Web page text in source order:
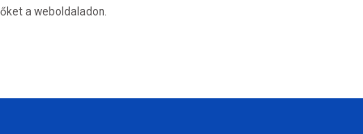
őket a weboldaladon.